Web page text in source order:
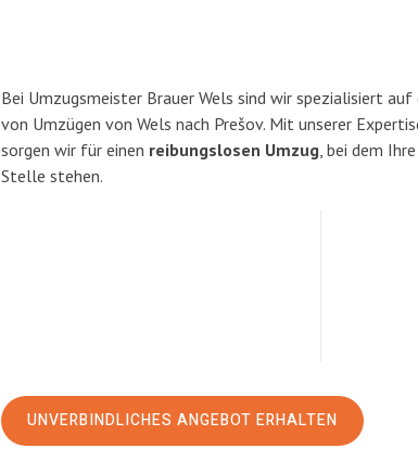
Bei Umzugsmeister Brauer Wels sind wir spezialisiert
von Umzügen von Wels nach Prešov. Mit unserer
sorgen wir für einen reibungslosen Umzug, bei dem
Stelle stehen.
UNVERBINDLICHES ANGEBOT ERHALTEN